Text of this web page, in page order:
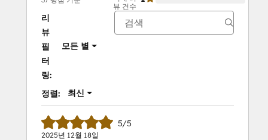
뷰 건수
리
뷰
필
터
링:
모든 별
정렬: 최신
5/5
2025년 12월 18일